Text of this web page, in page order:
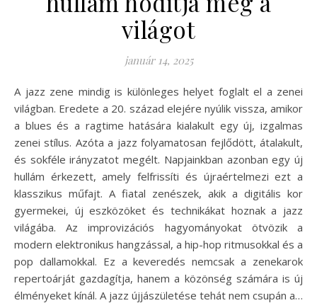
világot
január 14, 2025
A jazz zene mindig is különleges helyet foglalt el a zenei
világban. Eredete a 20. század elejére nyúlik vissza, amikor
a blues és a ragtime hatására kialakult egy új, izgalmas
zenei stílus. Azóta a jazz folyamatosan fejlődött, átalakult,
és sokféle irányzatot megélt. Napjainkban azonban egy új
hullám érkezett, amely felfrissíti és újraértelmezi ezt a
klasszikus műfajt. A fiatal zenészek, akik a digitális kor
gyermekei, új eszközöket és technikákat hoznak a jazz
világába. Az improvizációs hagyományokat ötvözik a
modern elektronikus hangzással, a hip-hop ritmusokkal és a
pop dallamokkal. Ez a keveredés nemcsak a zenekarok
repertoárját gazdagítja, hanem a közönség számára is új
élményeket kínál. A jazz újjászületése tehát nem csupán a…